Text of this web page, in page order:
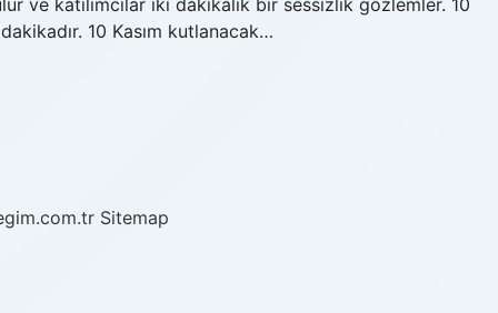
ve katılımcılar iki dakikalık bir sessizlik gözlemler. 10
10 Kasım kutlanacak…
Sitemap